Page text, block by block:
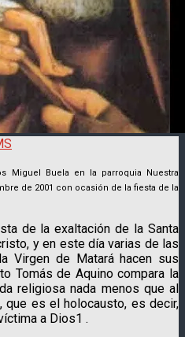
Miguel Buela en la parroquia Nuestra
de 2001 con ocasión de la fiesta de la
la exaltación de la Santa
, y en este día varias de las
Virgen de Matará hacen sus
Tomás de Aquino compara la
religiosa nada menos que al
es el holocausto, es decir,
a Dios1 .